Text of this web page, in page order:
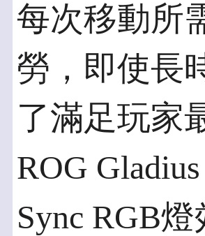
每次移動所
勞，即使長
了滿足玩家
ROG
Sync RGB